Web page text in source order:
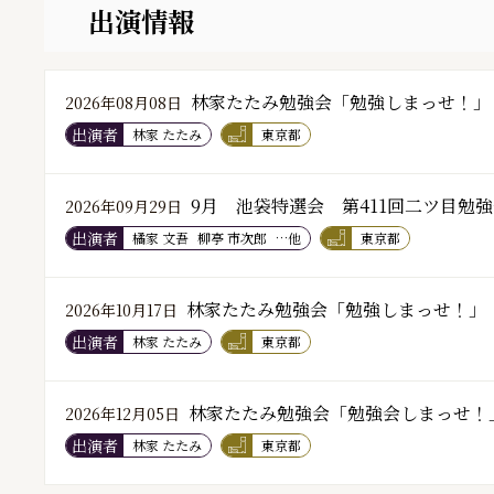
出演情報
2026年08月08日 林家たたみ勉強会「勉強しまっせ！」
出演者 林家 たたみ 東京都
2026年09月29日 9月 池袋特選会 第411回二ツ目勉
出演者 橘家 文吾 柳亭 市次郎 …他 東京都
2026年10月17日 林家たたみ勉強会「勉強しまっせ！」
出演者 林家 たたみ 東京都
2026年12月05日 林家たたみ勉強会「勉強会しまっせ！
出演者 林家 たたみ 東京都